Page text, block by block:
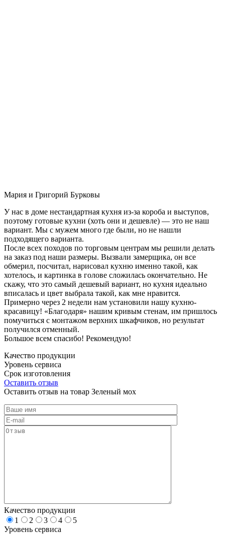
Мария и Григорий Бурковы
У нас в доме нестандартная кухня из-за короба и выступов,
поэтому готовые кухни (хоть они и дешевле) — это не наш
вариант. Мы с мужем много где были, но не нашли
подходящего варианта.
После всех походов по торговым центрам мы решили делать
на заказ под наши размеры. Вызвали замерщика, он все
обмерил, посчитал, нарисовал кухню именно такой, как
хотелось, и картинка в голове сложилась окончательно. Не
скажу, что это самый дешевый вариант, но кухня идеально
вписалась и цвет выбрала такой, как мне нравится.
Примерно через 2 недели нам установили нашу кухню-
красавицу! «Благодаря» нашим кривым стенам, им пришлось
помучиться с монтажом верхних шкафчиков, но результат
получился отменный.
Большое всем спасибо! Рекомендую!
Качество продукции
Уровень сервиса
Срок изготовления
Оставить отзыв
Оставить отзыв на товар Зеленый мох
Качество продукции
1
2 3 4
5
Уровень сервиса